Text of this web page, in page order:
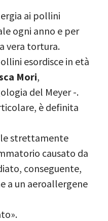
ai pollini
ogni anno e per
vera tortura.
esordisce in età
Mori,
del Meyer -.
è definita
strettamente
causato da
conseguente,
a un aeroallergene